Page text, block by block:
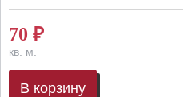
70 ₽
кв. м.
В корзину